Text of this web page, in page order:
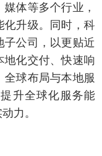
体等多个行业，
化升级。同时，科
子公司，以更贴近
地化交付、快速响
球布局与本地服
升全球化服务能
力。